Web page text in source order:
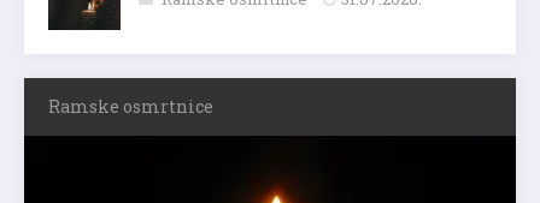
Ramske osmrtnice